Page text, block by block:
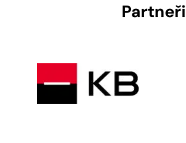
Partneři